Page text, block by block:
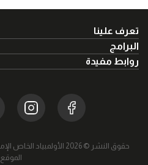
تعرف علينا
البرامج
روابط مفيدة
حقوق النشر © 2026 الأولمبياد الخاص الإماراتي| كل الحقوق محفوظة |
الموقع